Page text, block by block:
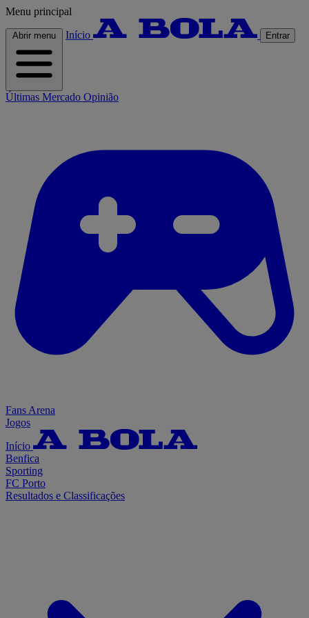
Menu principal
Abrir menu Início Entrar
Últimas Mercado Opinião
Fans Arena
Jogos
Início
Benfica
Sporting
FC Porto
Resultados e Classificações